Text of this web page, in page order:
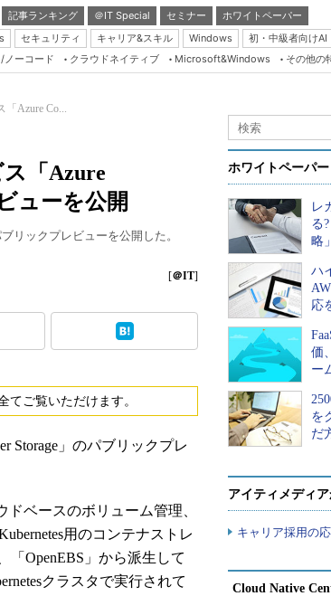
記事ランキング ＠IT Special セミナー
ホワイトペーパー
セキュリティ キャリア&スキル Windows 初・中級者向けAI
Server & Storage
Database Expert
Linux ＆ OSS
Master of IP Network
Security & Trust
ブログ
ノーコード クラウドネイティブ Microsoft&Windows その他の
Azure Co...
「Azure
ューを公開
リックプレビューを公開した。
[＠IT]
てご覧いただけます。
Storage」のパブリックプレ
ドベースのボリューム管理、
用のコンテナストレ
「OpenEBS」から派生して
クラスタで実行されて
ホワイトペーパー
レ
る
略
ハ
応
価
ー
を
だ
アイティメディ
キャリア採用の
Cloud Native